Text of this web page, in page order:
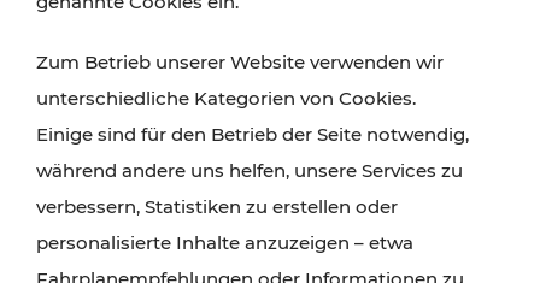
Wanderungen, Kultur und Gastronomie,
Radtouren oder purer Naturgenuss – viele
Attraktionen sind mit den Ticket- und Fahrplan-
Angeboten des VOR gut und schnell erreichbar.
Zum Betrieb unserer Website verwenden wir
unterschiedliche Kategorien von Cookies.
Einige sind für den Betrieb der Seite notwendig,
während andere uns helfen, unsere Services zu
verbessern, Statistiken zu erstellen oder
personalisierte Inhalte anzuzeigen – etwa